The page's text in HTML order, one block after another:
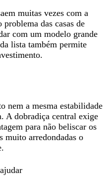
muitas vezes com a
problema das casas de
com um modelo grande
lista também permite
nem a mesma estabilidade
A dobradiça central exige
para não beliscar os
muito arredondadas o